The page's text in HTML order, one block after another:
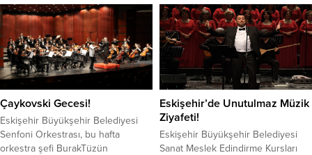
Çaykovski Gecesi!
Eskişehir Büyükşehir Belediyesi
Senfoni Orkestrası, bu hafta
orkestra şefi BurakTüzün
Eskişehir’de Unutulmaz Müzik
Ziyafeti!
Eskişehir Büyükşehir Belediyesi
Sanat Meslek Edindirme Kursları